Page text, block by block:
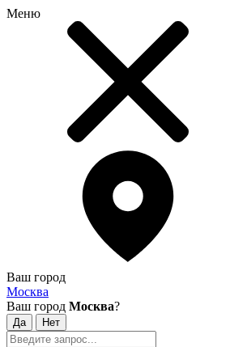
Меню
Ваш город
Москва
Ваш город Москва?